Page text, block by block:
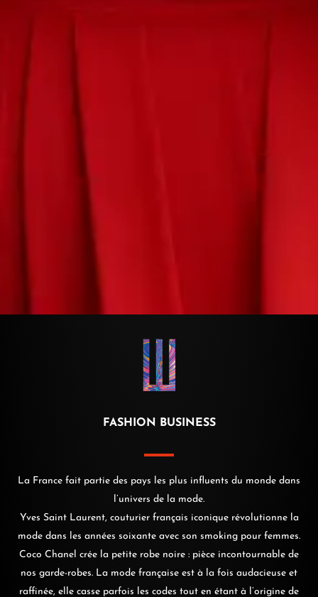
FASHION BUSINESS
La France fait partie des pays les plus influents du monde dans
l’univers de la mode.
Yves Saint Laurent, couturier français iconique révolutionne la
mode dans les années soixante avec son smoking pour femmes.
Coco Chanel crée la petite robe noire : pièce incontournable de
nos garde-robes. La mode française est à la fois audacieuse et
raffinée, elle casse parfois les codes tout en étant à l’origine de